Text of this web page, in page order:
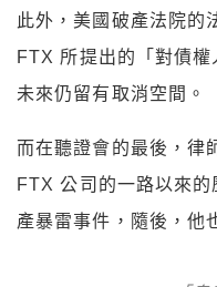
此外，美國破產法院的
FTX 所提出的「對債
未來仍留有取消空間。
而在聽證會的最後，律
FTX 公司的一路以來
產暴雷事件，隨後，他